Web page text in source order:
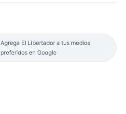
Agrega El Libertador a tus medios
preferidos en Google